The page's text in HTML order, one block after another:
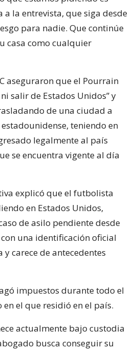
a la entrevista, que siga desde
para nadie. Que continúe
casa como cualquier
aseguraron que el Pourrain
salir de Estados Unidos” y
de una ciudad a
teniendo en
legalmente al país
se encuentra vigente al día
explicó que el futbolista
en Estados Unidos,
de asilo pendiente desde
una identificación oficial
carece de antecedentes
impuestos durante todo el
el que residió en el país.
actualmente bajo custodia
busca conseguir su